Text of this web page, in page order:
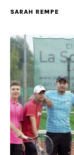
SARAH REMPE